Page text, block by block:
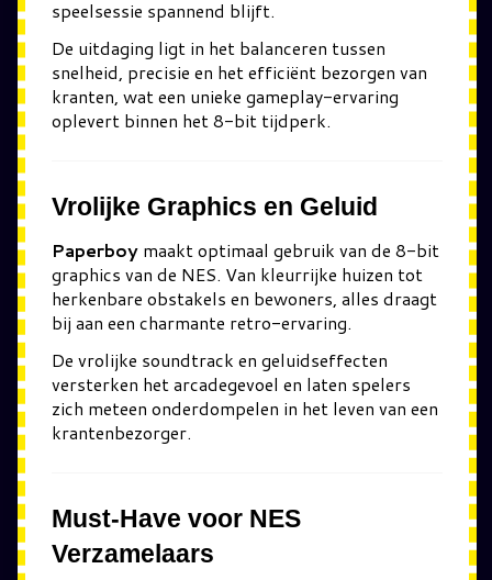
speelsessie spannend blijft.
De uitdaging ligt in het balanceren tussen
snelheid, precisie en het efficiënt bezorgen van
kranten, wat een unieke gameplay-ervaring
oplevert binnen het 8-bit tijdperk.
Vrolijke Graphics en Geluid
Paperboy maakt optimaal gebruik van de 8-bit
graphics van de NES. Van kleurrijke huizen tot
herkenbare obstakels en bewoners, alles draagt
bij aan een charmante retro-ervaring.
De vrolijke soundtrack en geluidseffecten
versterken het arcadegevoel en laten spelers
zich meteen onderdompelen in het leven van een
krantenbezorger.
Must-Have voor NES
Verzamelaars